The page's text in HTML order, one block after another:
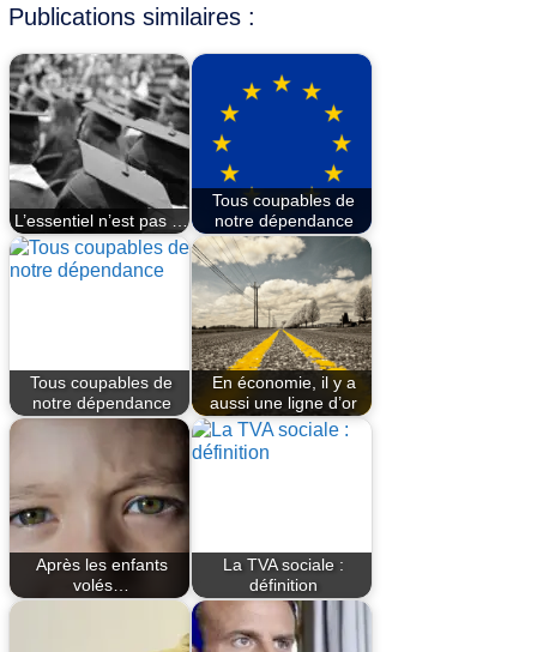
Publications similaires :
L’essentiel n’est pas …
Tous coupables de
notre dépendance
Tous coupables de
notre dépendance
En économie, il y a
aussi une ligne d’or
Après les enfants
volés…
La TVA sociale :
définition